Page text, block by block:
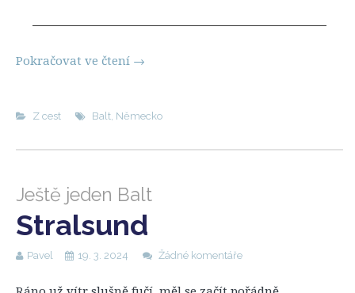
Pokračovat ve čtení →
Z cest Balt, Německo
Ještě jeden Balt
Stralsund
Pavel 19. 3. 2024 Žádné komentáře